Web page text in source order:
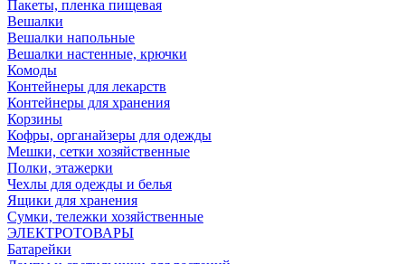
Пакеты, пленка пищевая
Вешалки
Вешалки напольные
Вешалки настенные, крючки
Комоды
Контейнеры для лекарств
Контейнеры для хранения
Корзины
Кофры, органайзеры для одежды
Мешки, сетки хозяйственные
Полки, этажерки
Чехлы для одежды и белья
Ящики для хранения
Сумки, тележки хозяйственные
ЭЛЕКТРОТОВАРЫ
Батарейки